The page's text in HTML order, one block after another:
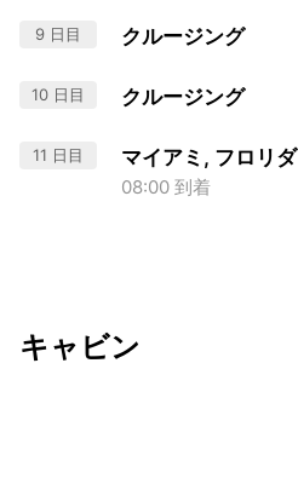
9 日目 クルージング
10 日目 クルージング
11 日目 マイアミ, フロリダ
08:00 到着
キャビン